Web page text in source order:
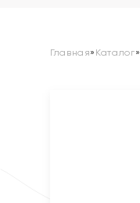
Главная» Каталог»